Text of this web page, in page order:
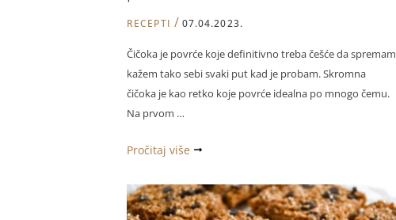
RECEPTI / 07.04.2023.
Čičoka je povrće koje definitivno treba češće da spremam
kažem tako sebi svaki put kad je probam. Skromna
čičoka je kao retko koje povrće idealna po mnogo čemu.
Na prvom …
Aromatična
čičoka
sa
Pročitaj više